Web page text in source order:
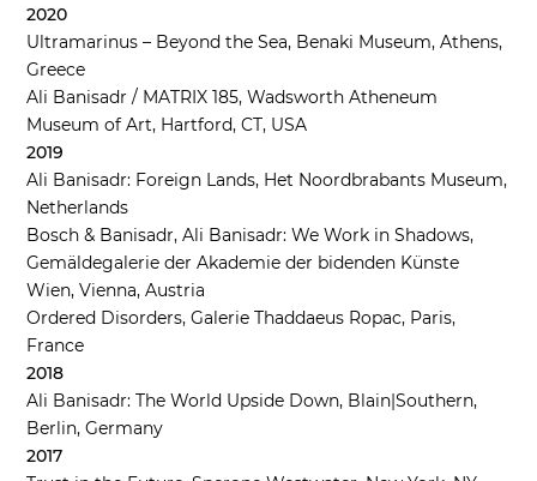
2020
Ultramarinus – Beyond the Sea, Benaki Museum, Athens,
Greece
Ali Banisadr / MATRIX 185, Wadsworth Atheneum
Museum of Art, Hartford, CT, USA
2019
Ali Banisadr: Foreign Lands, Het Noordbrabants Museum,
Netherlands
Bosch & Banisadr, Ali Banisadr: We Work in Shadows,
Gemäldegalerie der Akademie der bidenden Künste
Wien, Vienna, Austria
Ordered Disorders, Galerie Thaddaeus Ropac, Paris,
France
2018
Ali Banisadr: The World Upside Down, Blain|Southern,
Berlin, Germany
2017